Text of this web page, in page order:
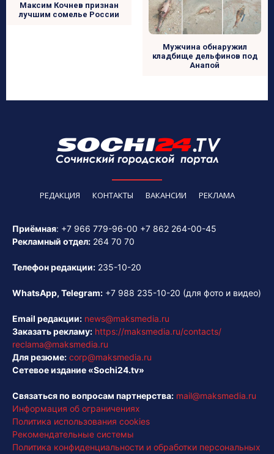
Максим Кочнев признан
лучшим сомелье России
Мужчина обнаружил
кладбище дельфинов под
Анапой
РЕДАКЦИЯ КОНТАКТЫ ВАКАНСИИ РЕКЛАМА
Приёмная: +7 966 779-96-00 +7 862 264-00-45
Рекламный отдел: 264 70 70
Телефон редакции: 235-10-20
WhatsApp, Telegram: +7 988 235-10-20 (для фото и видео)
Email редакции: news@maksmedia.ru
Заказать рекламу: https://maksmedia.ru/contacts/
reclama@maksmedia.ru
Для резюме: corp@maksmedia.ru
Сетевое издание «Sochi24.tv»
Связаться по вопросам партнерства: mail@maksmedia.ru
Информация об ограничениях
Политика использования cookies
Рекомендательные системы
Политика конфиденциальности и обработки персональных